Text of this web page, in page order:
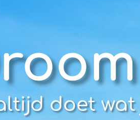
doet wat